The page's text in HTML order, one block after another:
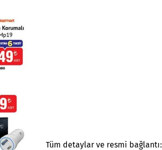
Tüm detaylar ve resmi bağlantı: